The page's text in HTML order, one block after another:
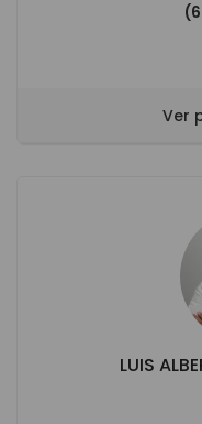
Ver
LUIS